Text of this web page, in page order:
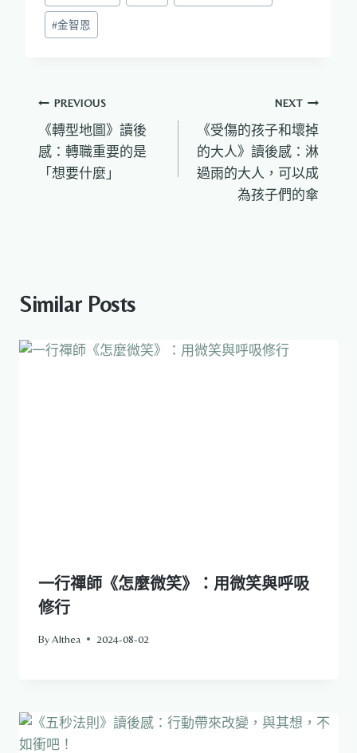
#金智恩
文
章
導
PREVIOUS
《轉型地圖》讀後
感：轉職重要的是
「想要什麼」
NEXT
《受傷的孩子和壞掉
的大人》讀後感：淋
過雨的大人，可以成
為孩子們的傘
Similar Posts
一行禪師《怎麼微笑》：用微笑與呼吸
修行
ByAlthea 2024-08-02